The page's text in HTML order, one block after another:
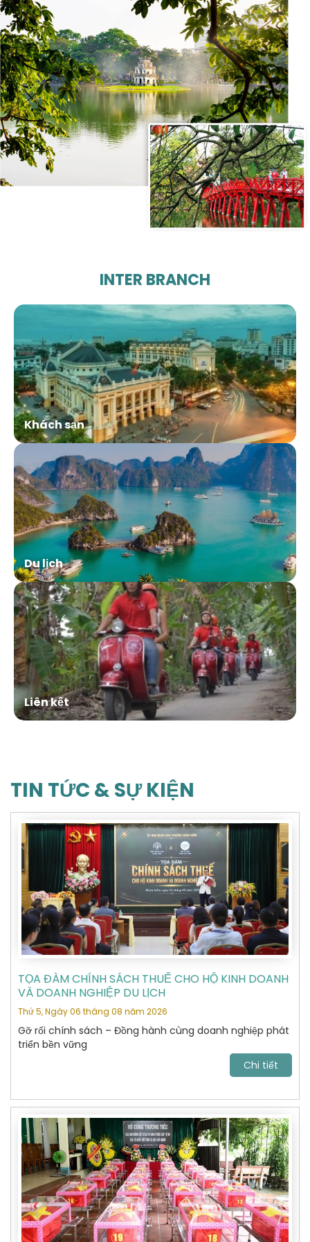
INTER BRANCH
Khách sạn
Du lịch
Liên kết
TIN TỨC & SỰ KIỆN
TỌA ĐÀM CHÍNH SÁCH THUẾ CHO HỘ KINH DOANH
VÀ DOANH NGHIỆP DU LỊCH
Thứ 5, Ngày 06 tháng 08 năm 2026
Gỡ rối chính sách – Đồng hành cùng doanh nghiệp phát
triển bền vững
Chi tiết